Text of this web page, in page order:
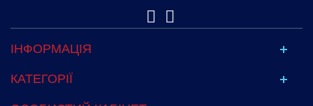
ІНФОРМАЦІЯ
КАТЕГОРІЇ